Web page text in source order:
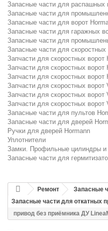
Запасные части для распашных
Запасные части для
Запасные части для ворот
Запасные части для гаражных
Запасные части для
Запасные части для
Запчасти для скоростных ворот
Запчасти для скоростных ворот
Запчасти для скоростных ворот
Запчасти для скоростных ворот
Запчасти для скоростных ворот
Запчасти для скоростных ворот
Запасные части для пультов
Запасные части для дверей
Ручки для дверей Hormann
Уплотнители
Замки. Профильные цилиндры и
Запасные части для
Ремонт
Запасные
Запасные части для откатных
привод без приёмника ДУ